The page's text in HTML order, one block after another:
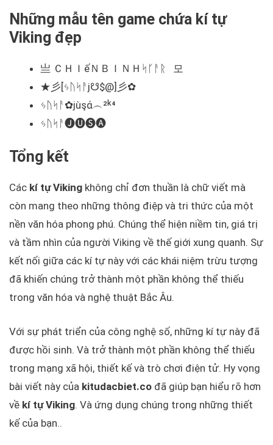
Những mẫu tên game chứa kí tự
Viking đẹp
亗 ＣＨＩếＮㅤＢＩＮＨㅤᛋᚴᚨᚱ 모
★彡[ᛃᚢᛋᚨj☋$@]彡✿
ᛃᚢᛋᚨ✿јùşά︵²ᵏ⁴
ᛃᚢᛋᚨ🅙🅤🅢🅐
Tổng kết
Các kí tự Viking không chỉ đơn thuần là chữ viết mà
còn mang theo những thông điệp và tri thức của một
nền văn hóa phong phú. Chúng thể hiện niềm tin, giá trị
và tầm nhìn của người Viking về thế giới xung quanh. Sự
kết nối giữa các kí tự này với các khái niệm trừu tượng
đã khiến chúng trở thành một phần không thể thiếu
trong văn hóa và nghệ thuật Bắc Âu.
Với sự phát triển của công nghệ số, những kí tự này đã
được hồi sinh. Và trở thành một phần không thể thiếu
trong mạng xã hội, thiết kế và trò chơi điện tử. Hy vọng
bài viết này của kitudacbiet.co đã giúp bạn hiểu rõ hơn
về kí tự Viking. Và ứng dụng chúng trong những thiết
kế của bạn..